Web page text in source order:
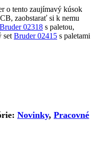
o tento zaujímavý kúsok
, zaobstarať si k nemu
Bruder02318 s paletou,
set Bruder02415 s paletami
Novinky, Pracovné